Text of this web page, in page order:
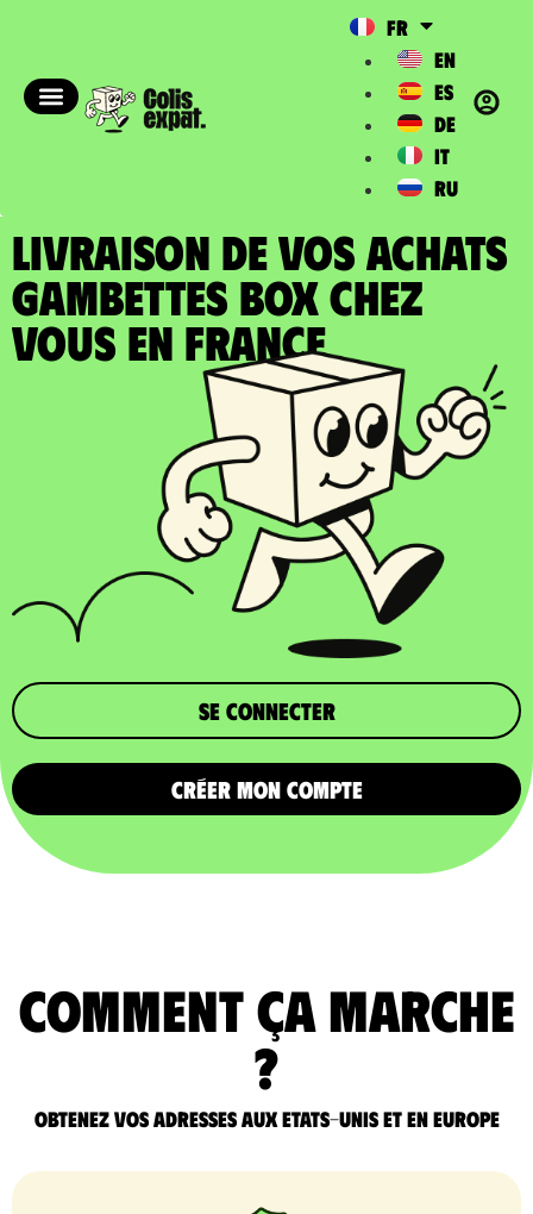
FR
EN
ES
DE
IT
RU
LIVRAISON DE VOS ACHATS
GAMBETTES BOX chez
vous en France
Se connecter
CRÉER MON COMPTE
comment ça marche
?
Obtenez vos adresses aux Etats-Unis et en Europe